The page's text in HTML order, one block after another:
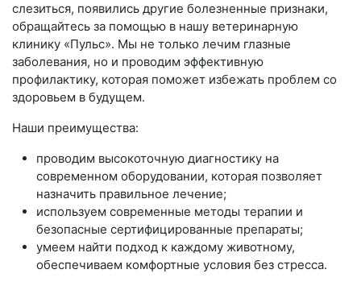
слезиться, появились другие болезненные признаки,
обращайтесь за помощью в нашу ветеринарную
клинику «Пульс». Мы не только лечим глазные
заболевания, но и проводим эффективную
профилактику, которая поможет избежать проблем со
здоровьем в будущем.
Наши преимущества:
проводим высокоточную диагностику на
современном оборудовании, которая позволяет
назначить правильное лечение;
используем современные методы терапии и
безопасные сертифицированные препараты;
умеем найти подход к каждому животному,
обеспечиваем комфортные условия без стресса.